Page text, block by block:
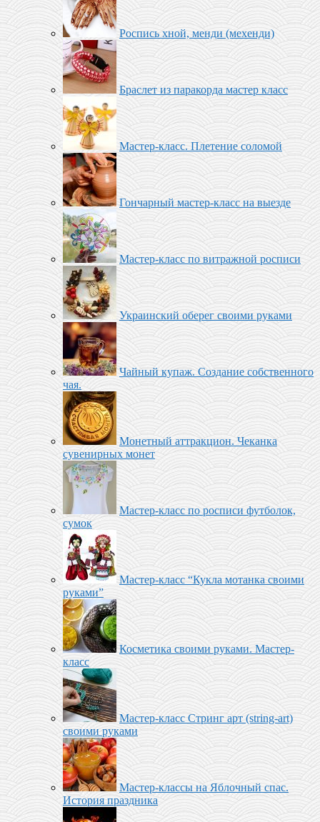
Роспись хной, менди (мехенди)
Браслет из паракорда мастер класс
Мастер-класс. Плетение соломой
Гончарный мастер-класс на выезде
Мастер-класс по витражной росписи
Украинский оберег своими руками
Чайный купаж. Создание собственного
чая.
Монетный аттракцион. Чеканка
сувенирных монет
Мастер-класс по росписи футболок,
сумок
Мастер-класс “Кукла мотанка своими
руками”
Косметика своими руками. Мастер-
класс
Мастер-класс Стринг арт (string-art)
своими руками
Мастер-классы на Яблочный спас.
История праздника